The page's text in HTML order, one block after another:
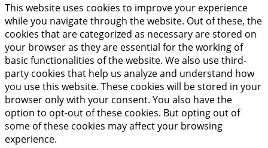
This website uses cookies to improve your experience
while you navigate through the website. Out of these, the
cookies that are categorized as necessary are stored on
your browser as they are essential for the working of
basic functionalities of the website. We also use third-
party cookies that help us analyze and understand how
you use this website. These cookies will be stored in your
browser only with your consent. You also have the
option to opt-out of these cookies. But opting out of
some of these cookies may affect your browsing
experience.